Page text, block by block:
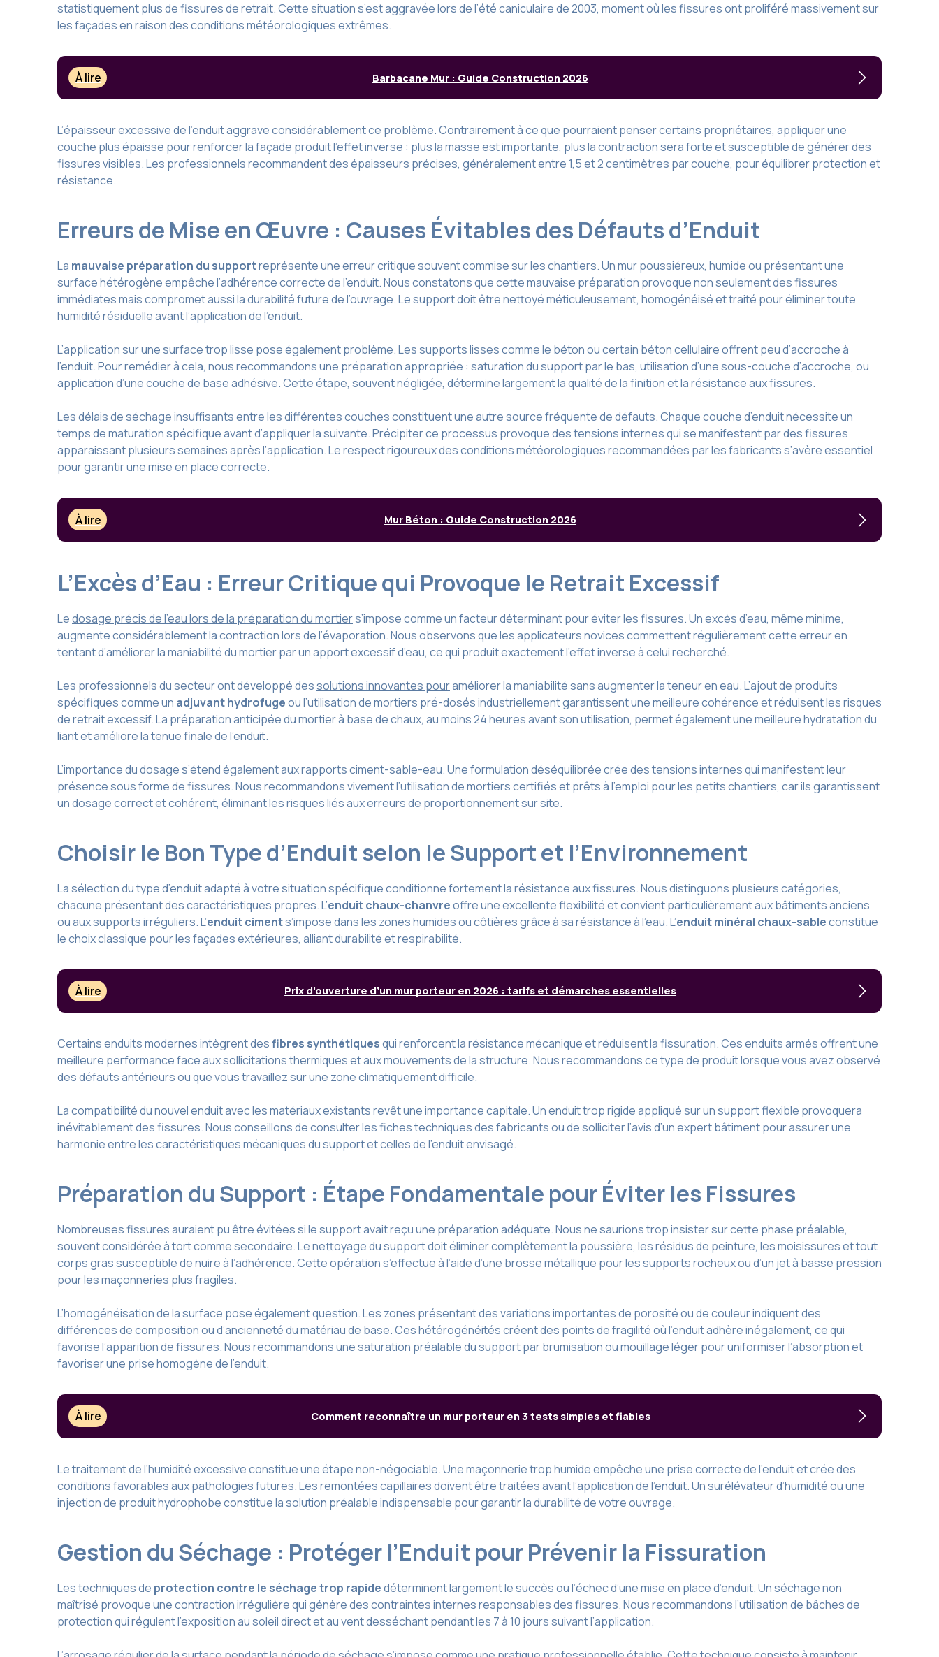
statistiquement plus de fissures de retrait. Cette situation s’est aggravée lors de l’été caniculaire de 2003, moment où les fissures ont proliféré massivement sur
les façades en raison des conditions météorologiques extrêmes.
À lire Barbacane Mur : Guide Construction 2026
L’épaisseur excessive de l’enduit aggrave considérablement ce problème. Contrairement à ce que pourraient penser certains propriétaires, appliquer une
couche plus épaisse pour renforcer la façade produit l’effet inverse : plus la masse est importante, plus la contraction sera forte et susceptible de générer des
fissures visibles. Les professionnels recommandent des épaisseurs précises, généralement entre 1,5 et 2 centimètres par couche, pour équilibrer protection et
résistance.
Erreurs de Mise en Œuvre : Causes Évitables des Défauts d’Enduit
La mauvaise préparation du supportreprésente une erreur critique souvent commise sur les chantiers. Un mur poussiéreux, humide ou présentant une
surface hétérogène empêche l’adhérence correcte de l’enduit. Nous constatons que cette mauvaise préparation provoque non seulement des fissures
immédiates mais compromet aussi la durabilité future de l’ouvrage. Le support doit être nettoyé méticuleusement, homogénéisé et traité pour éliminer toute
humidité résiduelle avant l’application de l’enduit.
L’application sur une surface trop lisse pose également problème. Les supports lisses comme le béton ou certain béton cellulaire offrent peu d’accroche à
l’enduit. Pour remédier à cela, nous recommandons une préparation appropriée : saturation du support par le bas, utilisation d’une sous-couche d’accroche, ou
application d’une couche de base adhésive. Cette étape, souvent négligée, détermine largement la qualité de la finition et la résistance aux fissures.
Les délais de séchage insuffisants entre les différentes couches constituent une autre source fréquente de défauts. Chaque couche d’enduit nécessite un
temps de maturation spécifique avant d’appliquer la suivante. Précipiter ce processus provoque des tensions internes qui se manifestent par des fissures
apparaissant plusieurs semaines après l’application. Le respect rigoureux des conditions météorologiques recommandées par les fabricants s’avère essentiel
pour garantir une mise en place correcte.
À lire Mur Béton : Guide Construction 2026
L’Excès d’Eau : Erreur Critique qui Provoque le Retrait Excessif
Ledosage précis de l’eau lors de la préparation du mortiers’impose comme un facteur déterminant pour éviter les fissures. Un excès d’eau, même minime,
augmente considérablement la contraction lors de l’évaporation. Nous observons que les applicateurs novices commettent régulièrement cette erreur en
tentant d’améliorer la maniabilité du mortier par un apport excessif d’eau, ce qui produit exactement l’effet inverse à celui recherché.
Les professionnels du secteur ont développé dessolutions innovantes pouraméliorer la maniabilité sans augmenter la teneur en eau. L’ajout de produits
spécifiques comme un adjuvant hydrofugeou l’utilisation de mortiers pré-dosés industriellement garantissent une meilleure cohérence et réduisent les risques
de retrait excessif. La préparation anticipée du mortier à base de chaux, au moins 24 heures avant son utilisation, permet également une meilleure hydratation du
liant et améliore la tenue finale de l’enduit.
L’importance du dosage s’étend également aux rapports ciment-sable-eau. Une formulation déséquilibrée crée des tensions internes qui manifestent leur
présence sous forme de fissures. Nous recommandons vivement l’utilisation de mortiers certifiés et prêts à l’emploi pour les petits chantiers, car ils garantissent
un dosage correct et cohérent, éliminant les risques liés aux erreurs de proportionnement sur site.
Choisir le Bon Type d’Enduit selon le Support et l’Environnement
La sélection du type d’enduit adapté à votre situation spécifique conditionne fortement la résistance aux fissures. Nous distinguons plusieurs catégories,
chacune présentant des caractéristiques propres. L’enduit chaux-chanvreoffre une excellente flexibilité et convient particulièrement aux bâtiments anciens
ou aux supports irréguliers. L’enduit ciments’impose dans les zones humides ou côtières grâce à sa résistance à l’eau. L’enduit minéral chaux-sableconstitue
le choix classique pour les façades extérieures, alliant durabilité et respirabilité.
À lire Prix d’ouverture d’un mur porteur en 2026 : tarifs et démarches essentielles
Certains enduits modernes intègrent desfibres synthétiquesqui renforcent la résistance mécanique et réduisent la fissuration. Ces enduits armés offrent une
meilleure performance face aux sollicitations thermiques et aux mouvements de la structure. Nous recommandons ce type de produit lorsque vous avez observé
des défauts antérieurs ou que vous travaillez sur une zone climatiquement difficile.
La compatibilité du nouvel enduit avec les matériaux existants revêt une importance capitale. Un enduit trop rigide appliqué sur un support flexible provoquera
inévitablement des fissures. Nous conseillons de consulter les fiches techniques des fabricants ou de solliciter l’avis d’un expert bâtiment pour assurer une
harmonie entre les caractéristiques mécaniques du support et celles de l’enduit envisagé.
Préparation du Support : Étape Fondamentale pour Éviter les Fissures
Nombreuses fissures auraient pu être évitées si le support avait reçu une préparation adéquate. Nous ne saurions trop insister sur cette phase préalable,
souvent considérée à tort comme secondaire. Le nettoyage du support doit éliminer complètement la poussière, les résidus de peinture, les moisissures et tout
corps gras susceptible de nuire à l’adhérence. Cette opération s’effectue à l’aide d’une brosse métallique pour les supports rocheux ou d’un jet à basse pression
pour les maçonneries plus fragiles.
L’homogénéisation de la surface pose également question. Les zones présentant des variations importantes de porosité ou de couleur indiquent des
différences de composition ou d’ancienneté du matériau de base. Ces hétérogénéités créent des points de fragilité où l’enduit adhère inégalement, ce qui
favorise l’apparition de fissures. Nous recommandons une saturation préalable du support par brumisation ou mouillage léger pour uniformiser l’absorption et
favoriser une prise homogène de l’enduit.
À lire Comment reconnaître un mur porteur en 3 tests simples et fiables
Le traitement de l’humidité excessive constitue une étape non-négociable. Une maçonnerie trop humide empêche une prise correcte de l’enduit et crée des
conditions favorables aux pathologies futures. Les remontées capillaires doivent être traitées avant l’application de l’enduit. Un surélévateur d’humidité ou une
injection de produit hydrophobe constitue la solution préalable indispensable pour garantir la durabilité de votre ouvrage.
Gestion du Séchage : Protéger l’Enduit pour Prévenir la Fissuration
Les techniques de protection contre le séchage trop rapidedéterminent largement le succès ou l’échec d’une mise en place d’enduit. Un séchage non
maîtrisé provoque une contraction irrégulière qui génère des contraintes internes responsables des fissures. Nous recommandons l’utilisation de bâches de
protection qui régulent l’exposition au soleil direct et au vent desséchant pendant les 7 à 10 jours suivant l’application.